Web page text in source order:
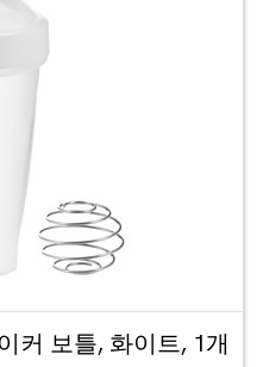
커 보틀, 화이트, 1개